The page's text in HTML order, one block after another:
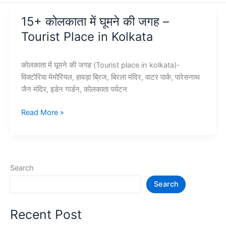
15+ कोलकाता में घूमने की जगह –
Tourist Place in Kolkata
कोलकाता में घूमने की जगह (Tourist place in kolkata)-
विक्टोरिया मेमोरियल, हावड़ा ब्रिज, बिरला मंदिर, वाटर पार्क, पारेसनाथ
जैन मंदिर, इडेन गार्डन, कोलकाता पर्यटन
15+
जगह
in
Read More »
Search
Search
Recent Post